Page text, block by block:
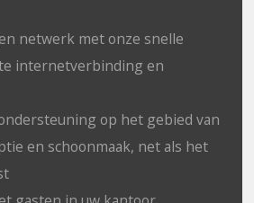
netwerk met onze snelle
internetverbinding en
op het gebied van
en schoonmaak, net als het